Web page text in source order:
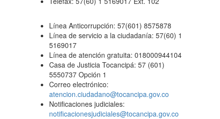
Línea Anticorrupción: 57(601) 8575878
Línea de servicio a la ciudadanía: 57(60) 1
5169017
Línea de atención gratuita: 018000944104
Casa de Justicia Tocancipá: 57 (601)
5550737 Opción 1
Correo electrónico:
atencion.ciudadano@tocancipa.gov.co
Notificaciones judiciales:
notificacionesjudiciales@tocancipa.gov.co